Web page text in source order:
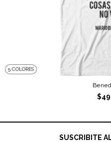
5 COLORES
SUSCRIBITE